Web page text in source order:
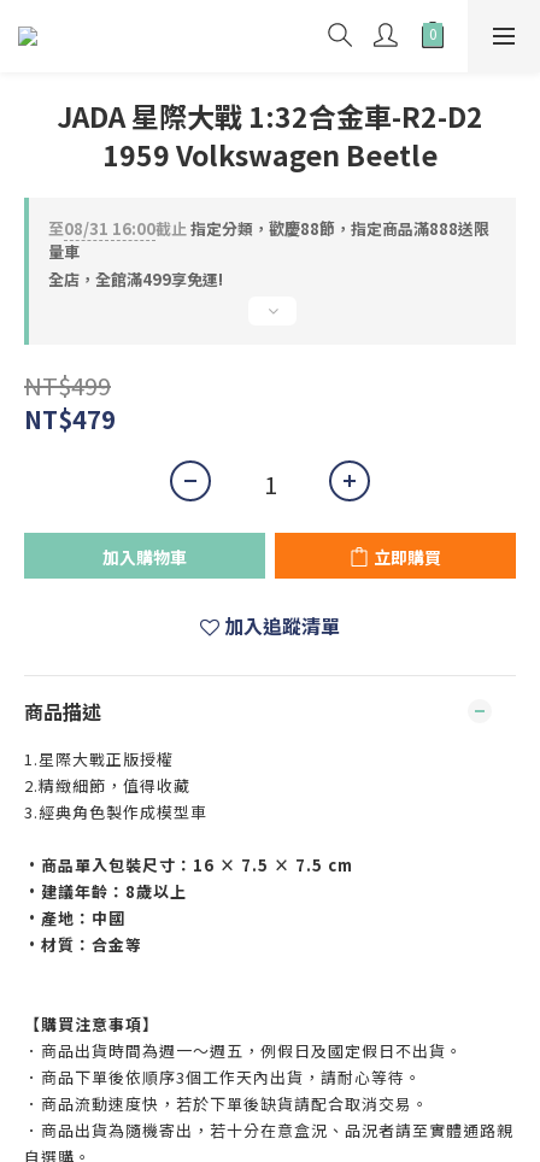
JADA 星際大戰 1:32合金車-R2-D2
1959 Volkswagen Beetle
至08/31 16:00截止指定分類，歡慶88節，指定商品滿888送限
量車
全店，全館滿499享免運!
NT$499
NT$479
加入購物車 立即購買
加入追蹤清單
商品描述
1.星際大戰正版授權
2.精緻細節，值得收藏
3.經典角色製作成模型車
•商品單入包裝尺寸：16 × 7.5 × 7.5 cm
•建議年齡：8歲以上
•產地：中國
•材質：合金等
【購買注意事項】
．商品出貨時間為週一～週五，例假日及國定假日不出貨。
．商品下單後依順序3個工作天內出貨，請耐心等待。
．商品流動速度快，若於下單後缺貨請配合取消交易。
．商品出貨為隨機寄出，若十分在意盒況、品況者請至實體通路親
自選購。